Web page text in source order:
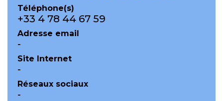
Téléphone(s)
+33 4 78 44 67 59
Adresse email
-
Site Internet
-
Réseaux sociaux
-